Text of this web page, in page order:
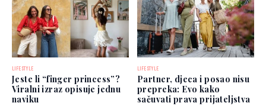
LIFESTYLE
Jeste li “finger princess”?
Viralni izraz opisuje jednu
naviku
LIFESTYLE
Partner, djeca i posao nisu
prepreka: Evo kako
sačuvati prava prijateljstva